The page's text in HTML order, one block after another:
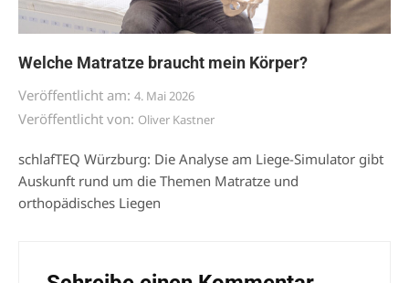
Welche Matratze braucht mein Körper?
Veröffentlicht am: 4. Mai 2026
Veröffentlicht von: Oliver Kastner
schlafTEQ Würzburg: Die Analyse am Liege-Simulator gibt
Auskunft rund um die Themen Matratze und
orthopädisches Liegen